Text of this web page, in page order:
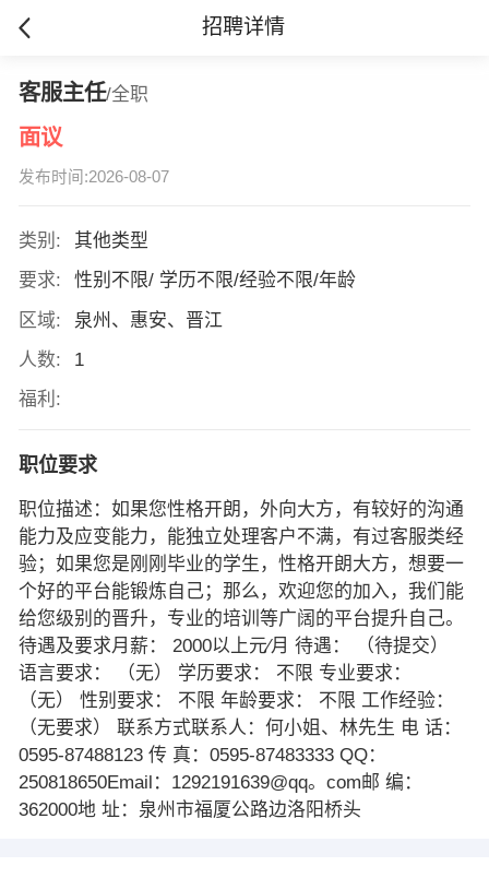
招聘详情
客服主任/全职
面议
发布时间:2026-08-07
类别:
其他类型
要求:
性别不限/ 学历不限/经验不限/年龄
区域:
泉州、惠安、晋江
人数:
1
福利:
职位要求
职位描述：如果您性格开朗，外向大方，有较好的沟通
能力及应变能力，能独立处理客户不满，有过客服类经
验；如果您是刚刚毕业的学生，性格开朗大方，想要一
个好的平台能锻炼自己；那么，欢迎您的加入，我们能
给您级别的晋升，专业的培训等广阔的平台提升自己。
待遇及要求月薪： 2000以上元∕月 待遇： （待提交）
语言要求： （无） 学历要求： 不限 专业要求：
（无） 性别要求： 不限 年龄要求： 不限 工作经验：
（无要求） 联系方式联系人：何小姐、林先生 电 话：
0595-87488123 传 真：0595-87483333 QQ：
250818650Email：1292191639@qq。com邮 编：
362000地 址：泉州市福厦公路边洛阳桥头